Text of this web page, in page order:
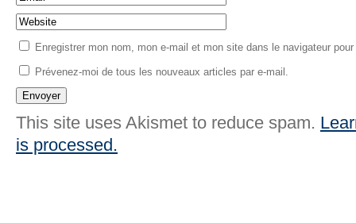
Enregistrer mon nom, mon e-mail et mon site dans le navigateur
Prévenez-moi de tous les nouveaux articles par e-mail.
This site uses Akismet to reduce spam.
is processed.